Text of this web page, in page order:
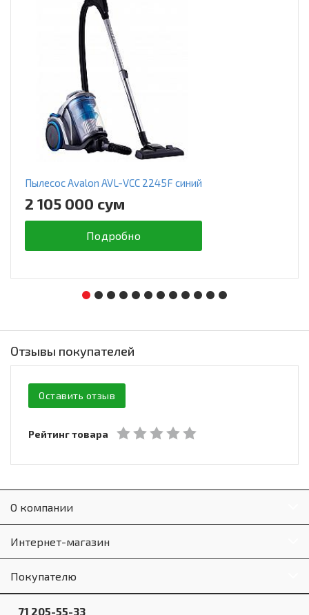
Пылесос Avalon AVL-VCC 2245F синий
2 105 000 сум
Подробно
Отзывы покупателей
Оставить отзыв
Рейтинг товара
О компании
Интернет-магазин
Покупателю
71 205-55-33